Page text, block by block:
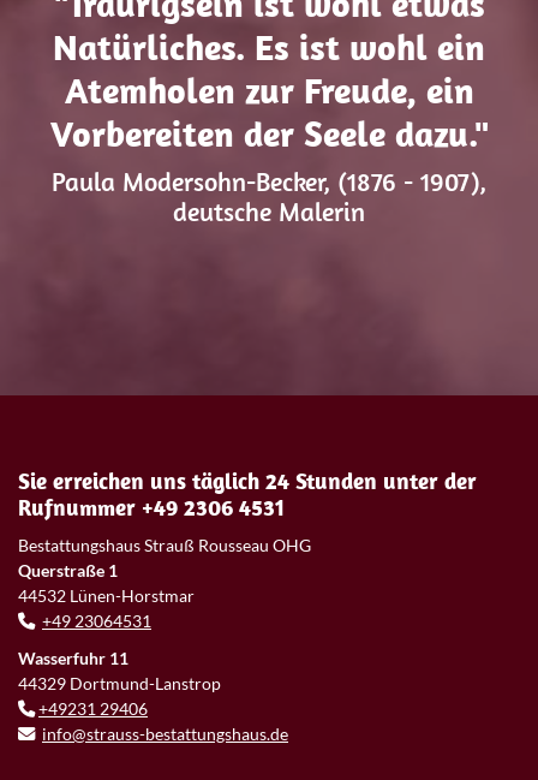
Natürliches. Es ist wohl ein
Atemholen zur Freude, ein
Vorbereiten der Seele dazu."
Paula Modersohn-Becker, (1876 - 1907),
deutsche Malerin
Sie erreichen uns täglich 24 Stunden unter der
Rufnummer +49 2306 4531
Bestattungshaus Strauß Rousseau OHG
Querstraße 1
44532 Lünen-Horstmar
+49 23064531
Wasserfuhr 11
44329 Dortmund-Lanstrop
+49231 29406
info@strauss-bestattungshaus.de